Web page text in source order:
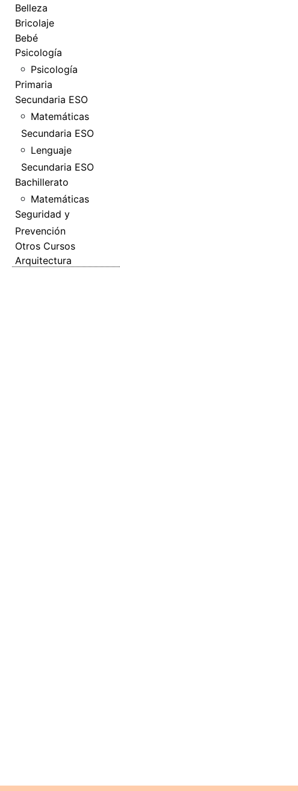
Belleza
Bricolaje
Bebé
Psicología
Psicología
Primaria
Secundaria ESO
Matemáticas
Secundaria ESO
Lenguaje
Secundaria ESO
Bachillerato
Matemáticas
Seguridad y
Prevención
Otros Cursos
Arquitectura